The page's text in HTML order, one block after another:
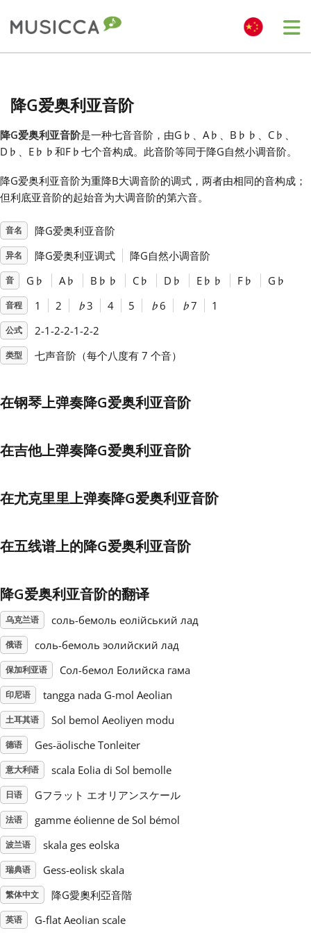
Български
Dansk
Deutsch
English
Français
Português
Русский
Svenska
Українська
简体中文
繁體中文
降G爱奥利亚音阶
降G爱奥利亚音阶是一种七音音阶，由G ♭ 、A♭ 、B ♭ ♭ 、C ♭ 、
D ♭ 、E ♭ ♭ 和F ♭ 七个音构成。此音阶等同于降G自然小调音阶。
降G爱奥利亚音阶为重降B大调音阶的调式，两者由相同的音构成；
但利底亚音阶的起始音为大调音阶的第六音。
音名 降G爱奥利亚音阶
异名 降G爱奥利亚调式 降G自然小调音阶
音 G ♭ A♭ B ♭ ♭ C ♭ D ♭ E ♭ ♭ F ♭ G ♭
音程 1 2 ♭3 4 5 ♭6 ♭7 1
公式 2-1-2-2-1-2-2
类型 七声音阶（每个八度有 7 个音）
在钢琴上弹奏降G爱奥利亚音阶
在吉他上弹奏降G爱奥利亚音阶
在尤克里里上弹奏降G爱奥利亚音阶
在五线谱上的降G爱奥利亚音阶
降G爱奥利亚音阶的翻译
乌克兰语 соль-бемоль еолійський лад
俄语 соль-бемоль эолийский лад
保加利亚语 Сол-бемол Еолийска гама
印尼语 tangga nada G-mol Aeolian
土耳其语 Sol bemol Aeoliyen modu
德语 Ges-äolische Tonleiter
意大利语 scala Eolia di Sol bemolle
日语 Gフラット エオリアンスケール
法语 gamme éolienne de Sol bémol
波兰语 skala ges eolska
瑞典语 Gess-eolisk skala
繁体中文 降G愛奧利亞音階
英语 G-flat Aeolian scale